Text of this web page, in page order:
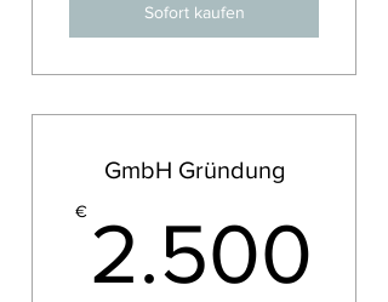
Sofort kaufen
GmbH Gründung
€ 2.500